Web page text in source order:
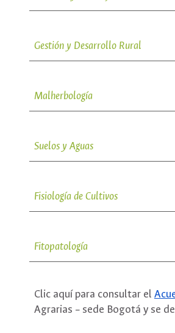
Gestión y Desarrollo Rural
Malherbología
Suelos y Aguas
Fisiología de Cultivos
Fitopatología
Clic aquí para consultar el
Agrarias – sede Bogotá y se